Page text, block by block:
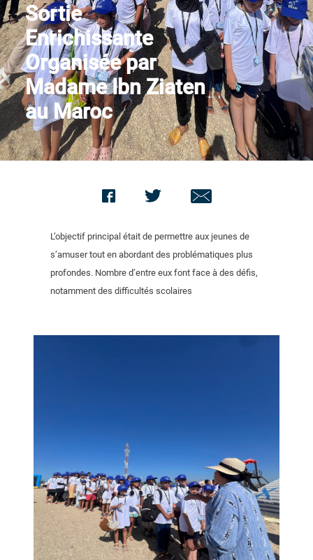
Nous contacter
Sortie
Enrichissante
Organisée par
Madame Ibn Ziaten
au Maroc
L’objectif principal était de permettre aux jeunes de
s’amuser tout en abordant des problématiques plus
profondes. Nombre d’entre eux font face à des défis,
notamment des difficultés scolaires